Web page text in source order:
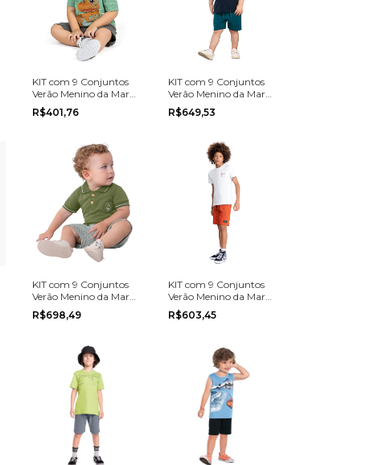
KIT com 9 Conjuntos
Verão Menino da Marca
Angero na grade do P
ao G
R$401,76
KIT com 9 Conjuntos
Verão Menino da Marca
Coloritta na grade do 4
ao 8
R$649,53
KIT com 9 Conjuntos
Verão Menino da Marca
Mundi na grade do 1 ao
3
R$698,49
KIT com 9 Conjuntos
Verão Menino da Marca
Boca Grande na grade
do 12 ao 18
R$603,45